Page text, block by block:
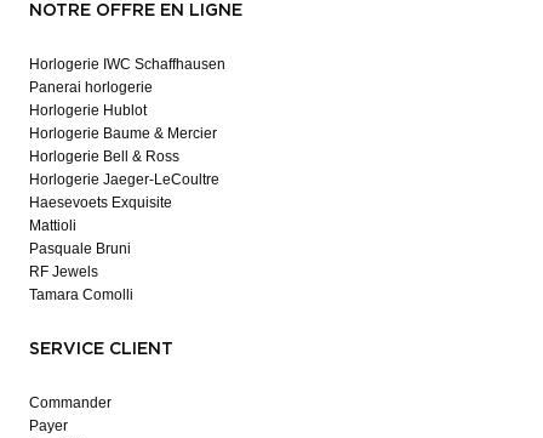
NOTRE OFFRE EN LIGNE
Horlogerie IWC Schaffhausen
Panerai horlogerie
Horlogerie Hublot
Horlogerie Baume & Mercier
Horlogerie Bell & Ross
Horlogerie Jaeger-LeCoultre
Haesevoets Exquisite
Mattioli
Pasquale Bruni
RF Jewels
Tamara Comolli
SERVICE CLIENT
Commander
Payer